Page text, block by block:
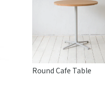
Round Cafe Table